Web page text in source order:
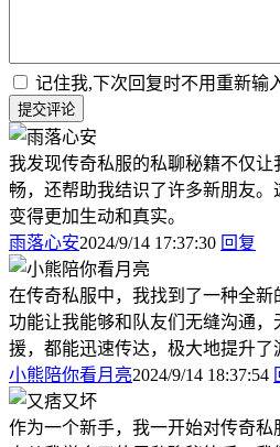
记住我,下次回复时不用重新输
提交评论
我发现传奇私服的私聊秘籍不仅
畅，还帮助我结识了许多新朋友
变得更加生动和真实。
雨落心安2024/9/14 17:37:30 回复
在传奇私服中，我找到了一种全
功能让我能够和队友们无缝沟通
援，都能迅速传达，极大地提升了
小熊陪你看月亮2024/9/14 18:37:54
作为一个新手，我一开始对传奇